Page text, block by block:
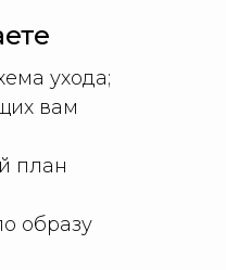
ухода;
вам
план
образу